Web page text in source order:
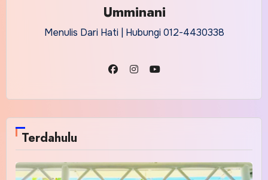
Umminani
Menulis Dari Hati | Hubungi 012-4430338
Terdahulu